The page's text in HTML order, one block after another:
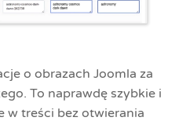
o obrazach Joomla za
To naprawdę szybkie i
w treści bez otwierania